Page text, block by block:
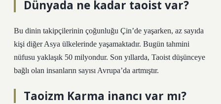
Dünyada ne kadar taoist var?
Bu dinin takipçilerinin çoğunluğu Çin’de yaşarken, az sayıda
kişi diğer Asya ülkelerinde yaşamaktadır. Bugün tahmini
nüfusu yaklaşık 50 milyondur. Son yıllarda, Taoist düşünceye
bağlı olan insanların sayısı Avrupa’da artmıştır.
Taoizm Karma inancı var mı?